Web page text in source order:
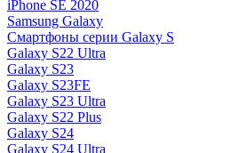
iPhone SE 2020
Samsung Galaxy
Смартфоны серии Galaxy S
Galaxy S22 Ultra
Galaxy S23
Galaxy S23FE
Galaxy S23 Ultra
Galaxy S22 Plus
Galaxy S24
Galaxy S24 Ultra